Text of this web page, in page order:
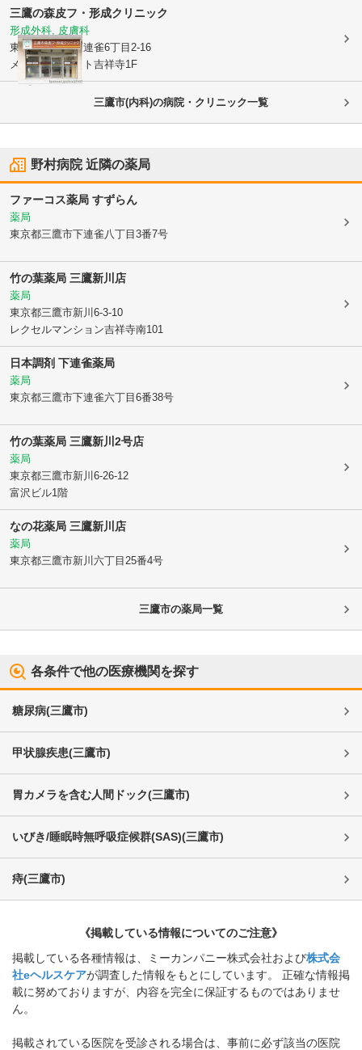
三鷹の森皮フ・形成クリニック
形成外科, 皮膚科
東京都三鷹市下連雀6丁目2-16
メディカルコート吉祥寺1F
三鷹市(内科)の病院・クリニック一覧
野村病院近隣の薬局
ファーコス薬局 すずらん
薬局
東京都三鷹市下連雀八丁目3番7号
竹の葉薬局 三鷹新川店
薬局
東京都三鷹市新川6-3-10
レクセルマンション吉祥寺南101
日本調剤 下連雀薬局
薬局
東京都三鷹市下連雀六丁目6番38号
竹の葉薬局 三鷹新川2号店
薬局
東京都三鷹市新川6-26-12
富沢ビル1階
なの花薬局 三鷹新川店
薬局
東京都三鷹市新川六丁目25番4号
三鷹市の薬局一覧
各条件で他の医療機関を探す
糖尿病(三鷹市)
甲状腺疾患(三鷹市)
胃カメラを含む人間ドック(三鷹市)
いびき/睡眠時無呼吸症候群(SAS)(三鷹市)
痔(三鷹市)
《掲載している情報についてのご注意》
掲載している各種情報は、ミーカンパニー株式会社および株式会
社eヘルスケアが調査した情報をもとにしています。 正確な情報掲
載に努めておりますが、内容を完全に保証するものではありませ
ん。
掲載されている医院を受診される場合は、事前に必ず該当の医院